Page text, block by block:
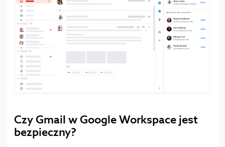
Czy Gmail w Google Workspace jest
bezpieczny?